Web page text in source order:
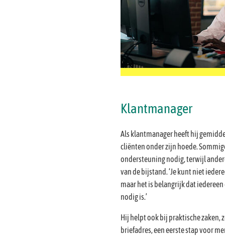
Klantmanager
Als klantmanager heeft hij
cliënten onder zijn hoede.
ondersteuning nodig, terwijl
van de bijstand. ‘Je kunt niet
maar het is belangrijk dat
nodig is.’
Hij helpt ook bij praktische zaken,
briefadres, een eerste stap voor